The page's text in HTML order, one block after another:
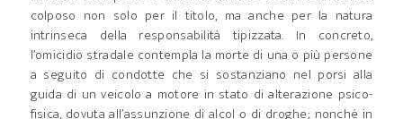
colposo non solo per il titolo, ma anche per la natura
intrinseca della responsabilità tipizzata. In concreto,
l’omicidio stradale contempla la morte di una o più persone
a seguito di condotte che si sostanziano nel porsi alla
guida di un veicolo a motore in stato di alterazione psico-
fisica, dovuta all’assunzione di alcol o di droghe; nonché in